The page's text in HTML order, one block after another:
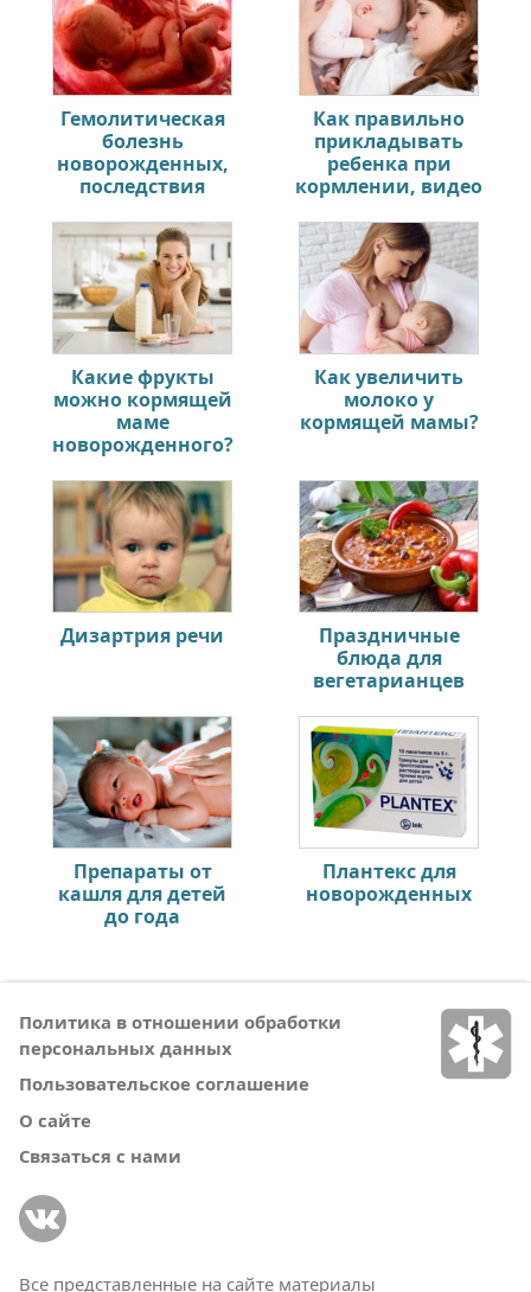
Гемолитическая
болезнь
новорожденных,
последствия
Как правильно
прикладывать
ребенка при
кормлении, видео
Какие фрукты
можно кормящей
маме
новорожденного?
Как увеличить
молоко у
кормящей мамы?
Дизартрия речи
Праздничные
блюда для
вегетарианцев
Препараты от
кашля для детей
до года
Плантекс для
новорожденных
Политика в отношении обработки
персональных данных
Пользовательское соглашение
О сайте
Связаться с нами
Все представленные на сайте материалы